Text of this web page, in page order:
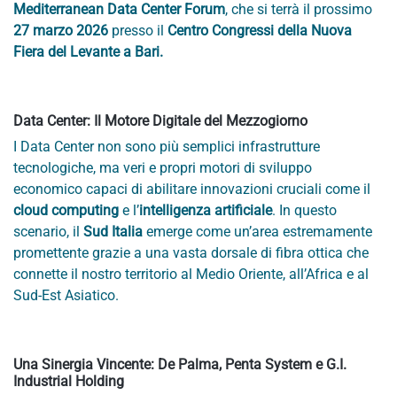
Mediterranean Data Center Forum, che si terrà il prossimo
27 marzo 2026 presso il Centro Congressi della Nuova
Fiera del Levante a Bari.
Data Center: Il Motore Digitale del Mezzogiorno
I Data Center non sono più semplici infrastrutture
tecnologiche, ma veri e propri motori di sviluppo
economico capaci di abilitare innovazioni cruciali come il
cloud computing e l’intelligenza artificiale. In questo
scenario, il Sud Italia emerge come un’area estremamente
promettente grazie a una vasta dorsale di fibra ottica che
connette il nostro territorio al Medio Oriente, all’Africa e al
Sud-Est Asiatico.
Una Sinergia Vincente: De Palma, Penta System e G.I.
Industrial Holding